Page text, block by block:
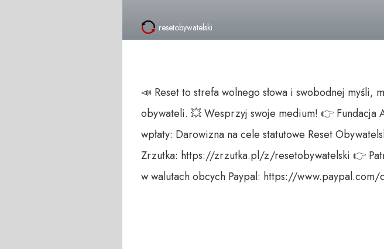
resetobywatelski
📣 Reset to strefa wolnego słowa i swobodnej
obywateli. 💥 Wesprzyj swoje medium! 👉
wpłaty: Darowizna na cele statutowe Reset
Zrzutka: https://zrzutka.pl/z/resetobywatelski 👉
w walutach obcych Paypal: https://